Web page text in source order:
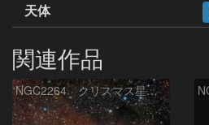
天体
関連作品
NGC2264 クリスマス星団等